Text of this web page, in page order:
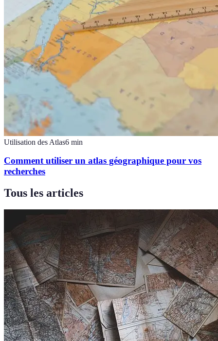
Utilisation des Atlas6 min
Comment utiliser un atlas géographique pour vos
recherches
Tous les articles